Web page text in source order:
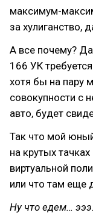
максимум-
за хулиганство,
А все почему?
166 УК
хотя бы на пару
совокупности с
авто, будет
Так что мой
на крутых
виртуальной
или что там еще
Ну что едем…